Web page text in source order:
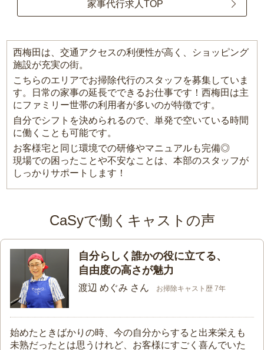
家事代行求人TOP
西梅田は、交通アクセスの利便性が高く、ショッピング
施設が充実の街。
こちらのエリアでお掃除代行のスタッフを募集していま
す。日常の家事の延長でできるお仕事です！西梅田は主
にファミリー世帯の利用者が多いのが特徴です。
自分でシフトを決められるので、単発で空いている時間
に働くことも可能です。
お客様宅と同じ環境での研修やマニュアルも完備◎
現場での困ったことや不安なことは、本部のスタッフが
しっかりサポートします！
CaSyで働くキャストの声
自分らしく誰かの役に立てる、
自由度の高さが魅力
渡辺 めぐみ さん お掃除キャスト歴 7年
始めたときばかりの時、今の自分からすると出来栄えも
未熟だったとは思うけれど、お客様にすごく喜んでいた